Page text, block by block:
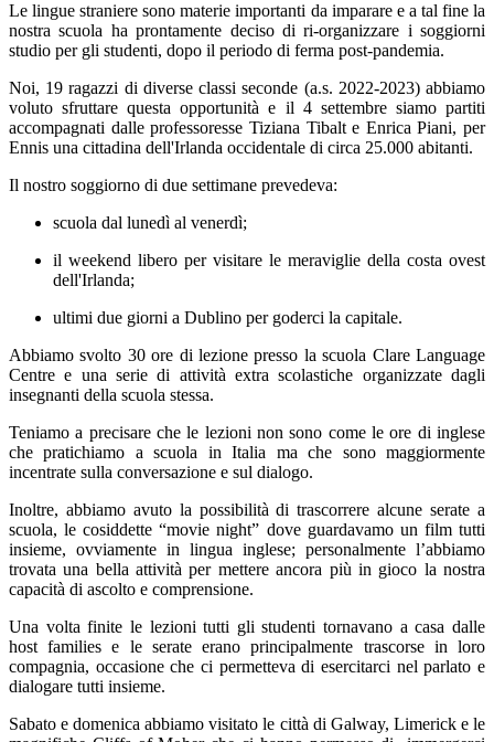
Le lingue straniere sono materie importanti da imparare e a tal fine la
nostra scuola ha prontamente deciso di ri-organizzare i soggiorni
studio per gli studenti, dopo il periodo di ferma post-pandemia.
Noi, 19 ragazzi di diverse classi seconde (a.s. 2022-2023) abbiamo
voluto sfruttare questa opportunità e il 4 settembre siamo partiti
accompagnati dalle professoresse Tiziana Tibalt e Enrica Piani, per
Ennis una cittadina dell'Irlanda occidentale di circa 25.000 abitanti.
Il nostro soggiorno di due settimane prevedeva:
scuola dal lunedì al venerdì;
il weekend libero per visitare le meraviglie della costa ovest
dell'Irlanda;
ultimi due giorni a Dublino per goderci la capitale.
Abbiamo svolto 30 ore di lezione presso la scuola Clare Language
Centre e una serie di attività extra scolastiche organizzate dagli
insegnanti della scuola stessa.
Teniamo a precisare che le lezioni non sono come le ore di inglese
che pratichiamo a scuola in Italia ma che sono maggiormente
incentrate sulla conversazione e sul dialogo.
Inoltre, abbiamo avuto la possibilità di trascorrere alcune serate a
scuola, le cosiddette “movie night” dove guardavamo un film tutti
insieme, ovviamente in lingua inglese; personalmente l’abbiamo
trovata una bella attività per mettere ancora più in gioco la nostra
capacità di ascolto e comprensione.
Una volta finite le lezioni tutti gli studenti tornavano a casa dalle
host families e le serate erano principalmente trascorse in loro
compagnia, occasione che ci permetteva di esercitarci nel parlato e
dialogare tutti insieme.
Sabato e domenica abbiamo visitato le città di Galway, Limerick e le